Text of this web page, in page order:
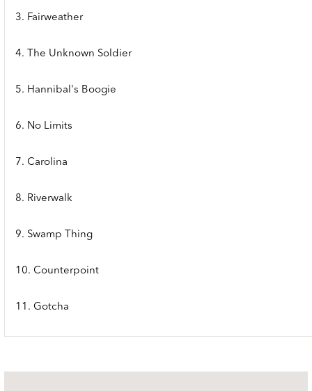
3. Fairweather
4. The Unknown Soldier
5. Hannibal's Boogie
6. No Limits
7. Carolina
8. Riverwalk
9. Swamp Thing
10. Counterpoint
11. Gotcha